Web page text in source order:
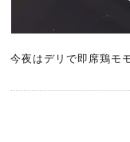
今夜はデリで即席鶏モ